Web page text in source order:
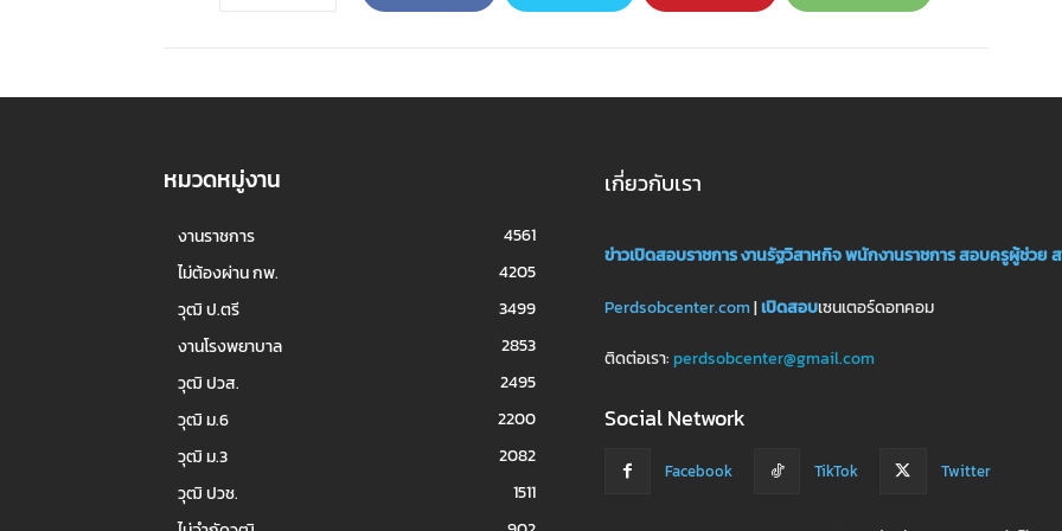
หมวดหมู่งาน
งานราชการ
4561
ไม่ต้องผ่าน กพ.
4205
วุฒิ ป.ตรี
3499
งานโรงพยาบาล
2853
วุฒิ ปวส.
2495
วุฒิ ม.6
2200
วุฒิ ม.3
2082
วุฒิ ปวช.
1511
เกี่ยวกับเรา
ข่าวเปิดสอบราชการงานรัฐวิสาหกิจพนักงานราชการสอบครูผู้ช่วย
Perdsobcenter.com|เปิดสอบเซนเตอร์ดอทคอม
ติดต่อเรา: perdsobcenter@gmail.com
Social Network
Facebook TikTok Twitter